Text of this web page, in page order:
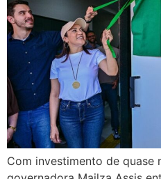
Com investimento de quase